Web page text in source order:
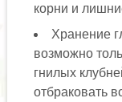
корни и
Хранение
возможно
гнилых
отбраковать